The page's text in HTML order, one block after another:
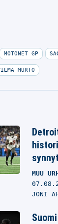
MOTONET GP
MURTO
MUU
JONI